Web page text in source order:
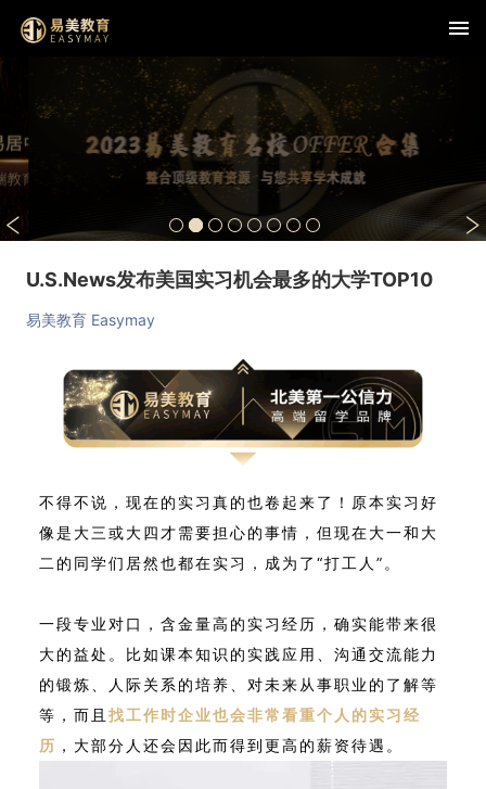
U.S.News发布美国实习机会最多的大学TOP10
易美教育 Easymay
不得不说，现在的实习真的也卷起来了！原本实习好
像是大三或大四才需要担心的事情，但现在大一和大
二的同学们居然也都在实习，成为了“打工人”。
一段专业对口，含金量高的实习经历，确实能带来很
大的益处。比如课本知识的实践应用、沟通交流能力
的锻炼、人际关系的培养、对未来从事职业的了解等
等，而且 找工作时企业也会非常看重个人的实习经
历 ，大部分人还会因此而得到更高的薪资待遇。